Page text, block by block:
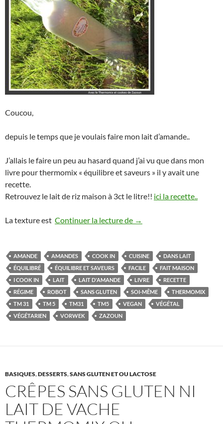
Coucou,
depuis le temps que je voulais faire mon lait d’amande..
J’allais le faire un peu au hasard quand j’ai vu que dans mon
livre pour thermomix « équilibre et saveurs » il y avait une
recette.
Retrouvez le lait de riz maison à 3ct le litre!! ici la recette..
La texture est Continuer la lecture de Lait d’amande Maison
→
AMANDE AMANDES COOK IN CUISINE
DANS LAIT
ÉQUILIBRÉ
ÉQUILIBRE ET SAVEURS FACILE
FAIT MAISON
I COOK IN
LAIT LAIT D'AMANDE LIVRE
RECETTE
RÉGIME
ROBOT SANS GLUTEN SOI-MÊME
THERMOMIX
TM 31
TM 5 TM31 TM5 VEGAN
VÉGÉTAL
VÉGÉTARIEN
VORWEK ZAZOUN
BASIQUES,DESSERTS,SANS GLUTEN ET OU LACTOSE
CRÊPES SANS GLUTEN NI
LAIT DE VACHE